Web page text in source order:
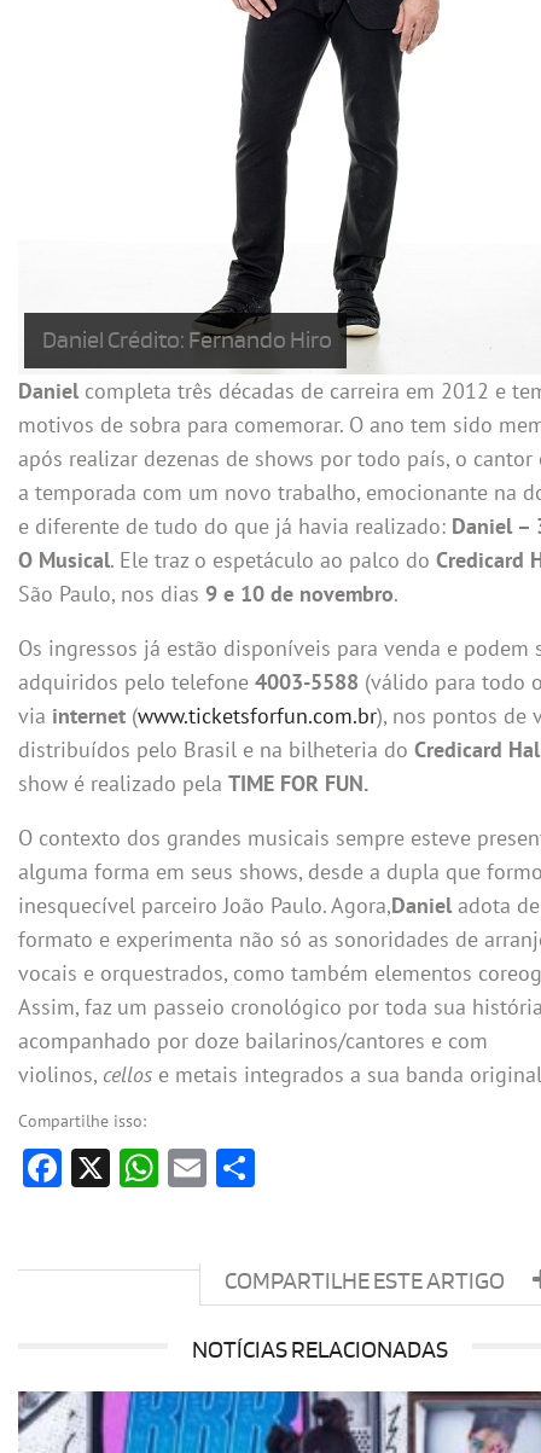
Daniel Crédito: Fernando Hiro
Daniel completa três décadas de carreira em 2012 e
motivos de sobra para comemorar. O ano tem sido
após realizar dezenas de shows por todo país, o cantor
a temporada com um novo trabalho, emocionante na
e diferente de tudo do que já havia realizado: Daniel –
O Musical. Ele traz o espetáculo ao palco do Credicard
São Paulo, nos dias 9 e 10 de novembro.
Os ingressos já estão disponíveis para venda e podem
adquiridos pelo telefone 4003-5588 (válido para todo
via internet (www.ticketsforfun.com.br), nos pontos de
distribuídos pelo Brasil e na bilheteria do Credicard
show é realizado pela TIME FOR FUN.
O contexto dos grandes musicais sempre esteve
alguma forma em seus shows, desde a dupla que
inesquecível parceiro João Paulo. Agora,Daniel adota
formato e experimenta não só as sonoridades de
vocais e orquestrados, como também elementos
Assim, faz um passeio cronológico por toda sua
acompanhado por doze bailarinos/cantores e com
violinos, cellos e metais integrados a sua banda
Compartilhe isso:
Facebook
X WhatsApp
Email
COMPARTILHE ESTE ARTIGO
NOTÍCIAS RELACIONADAS